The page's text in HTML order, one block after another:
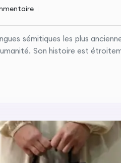
sémitiques les plus
Son histoire est